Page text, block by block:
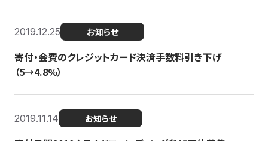
2019.12.25 お知らせ
寄付・会費のクレジットカード決済手数料引き下げ
（5→4.8%）
2019.11.14 お知らせ